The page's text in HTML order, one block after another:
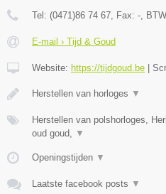
Tel: (0471)86 74 67 , Fax: - ,
E-mail › Tijd & Goud
Website: https://tijdgoud.be |
Herstellen van horloges ▼
Herstellen van polshorloges,
oud goud,
▼
Openingstijden ▼
Laatste facebook posts ▼